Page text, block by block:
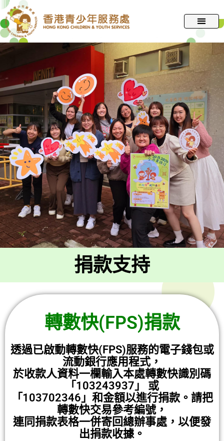
跳
至
主
要
內
捐款支持
轉數快(FPS)捐款
透過已啟動轉數快(FPS)服務的電子錢包或
流動銀行應用程式，
於收款人資料一欄輸入本處轉數快識別碼
「103243937」 或
「103702346」和金額以進行捐款。請把
轉數快交易參考編號，
連同捐款表格一併寄回總辦事處，以便發
出捐款收據。